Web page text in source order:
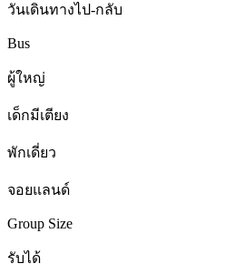
วันเดินทางไป-กลับ
Bus
ผู้ใหญ่
เด็กมีเตียง
พักเดี่ยว
จอยแลนด์
Group Size
รับได้